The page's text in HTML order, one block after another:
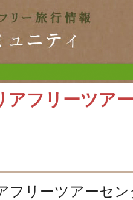
アフリーツア
フリーツアーセ